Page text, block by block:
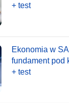
+ test
Ekonomia w
fundament pod
+ test